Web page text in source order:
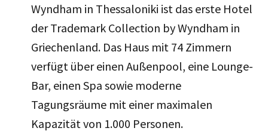
Wyndham in Thessaloniki ist das erste Hotel
der Trademark Collection by Wyndham in
Griechenland. Das Haus mit 74 Zimmern
verfügt über einen Außenpool, eine Lounge-
Bar, einen Spa sowie moderne
Tagungsräume mit einer maximalen
Kapazität von 1.000 Personen.